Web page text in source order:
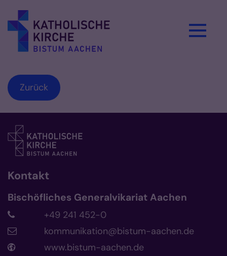
Zurück
Kontakt
Bischöfliches Generalvikariat Aachen
+49 241 452-0
kommunikation@bistum-aachen.de
www.bistum-aachen.de